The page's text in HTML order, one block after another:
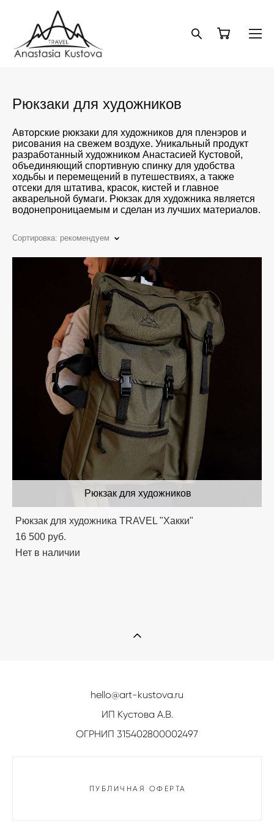
Рюкзаки для художников
Авторские рюкзаки для художников для пленэров и
рисования на свежем воздухе. Уникальный продукт
разработанный художником Анастасией Кустовой,
объединяющий спортивную спинку для удобства
ходьбы и перемещений в путешествиях, а также
отсеки для штатива, красок, кистей и главное
акварельной бумаги. Рюкзак для художника является
водонепроницаемым и сделан из лучших материалов.
Сортировка: рекомендуем
Рюкзак для художников
Рюкзак для художника TRAVEL "Хакки"
16 500 pуб.
Нет в наличии
hello@art-kustova.ru
ИП Кустова А.В.
ОГРНИП 315402800002497
ПУБЛИЧНАЯ ОФЕРТА